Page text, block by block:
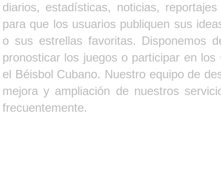
diarios, estadísticas, noticias,
para que los usuarios publiquen sus
o sus estrellas favoritas. Disponemos
pronosticar los juegos o participar en
el Béisbol Cubano. Nuestro equipo de
mejora y ampliación de nuestros
frecuentemente.